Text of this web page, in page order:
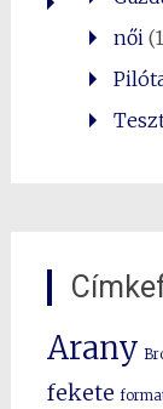
női
Arany
fekete